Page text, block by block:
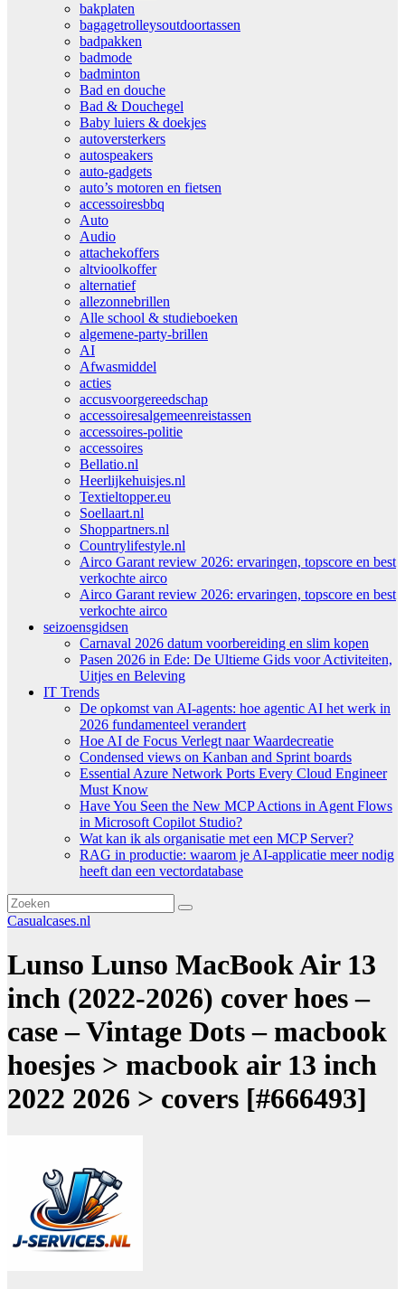
bakplaten
bagagetrolleysoutdoortassen
badpakken
badmode
badminton
Bad en douche
Bad & Douchegel
Baby luiers & doekjes
autoversterkers
autospeakers
auto-gadgets
auto’s motoren en fietsen
accessoiresbbq
Auto
Audio
attachekoffers
altvioolkoffer
alternatief
allezonnebrillen
Alle school & studieboeken
algemene-party-brillen
AI
Afwasmiddel
acties
accusvoorgereedschap
accessoiresalgemeenreistassen
accessoires-politie
accessoires
Bellatio.nl
Heerlijkehuisjes.nl
Textieltopper.eu
Soellaart.nl
Shoppartners.nl
Countrylifestyle.nl
Airco Garant review 2026: ervaringen, topscore en best
verkochte airco
Airco Garant review 2026: ervaringen, topscore en best
verkochte airco
seizoensgidsen
Carnaval 2026 datum voorbereiding en slim kopen
Pasen 2026 in Ede: De Ultieme Gids voor Activiteiten,
Uitjes en Beleving
IT Trends
De opkomst van AI-agents: hoe agentic AI het werk in
2026 fundamenteel verandert
Hoe AI de Focus Verlegt naar Waardecreatie
Condensed views on Kanban and Sprint boards
Essential Azure Network Ports Every Cloud Engineer
Must Know
Have You Seen the New MCP Actions in Agent Flows
in Microsoft Copilot Studio?
Wat kan ik als organisatie met een MCP Server?
RAG in productie: waarom je AI-applicatie meer nodig
heeft dan een vectordatabase
Casualcases.nl
Lunso Lunso MacBook Air 13
inch (2022-2026) cover hoes –
case – Vintage Dots – macbook
hoesjes > macbook air 13 inch
2022 2026 > covers [#666493]